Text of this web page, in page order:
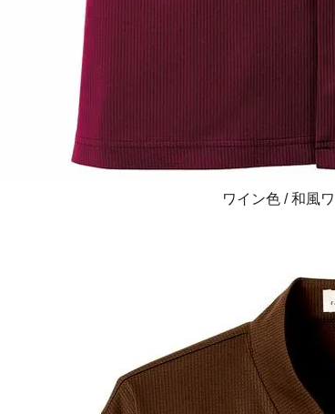
ワイン色 / 和風